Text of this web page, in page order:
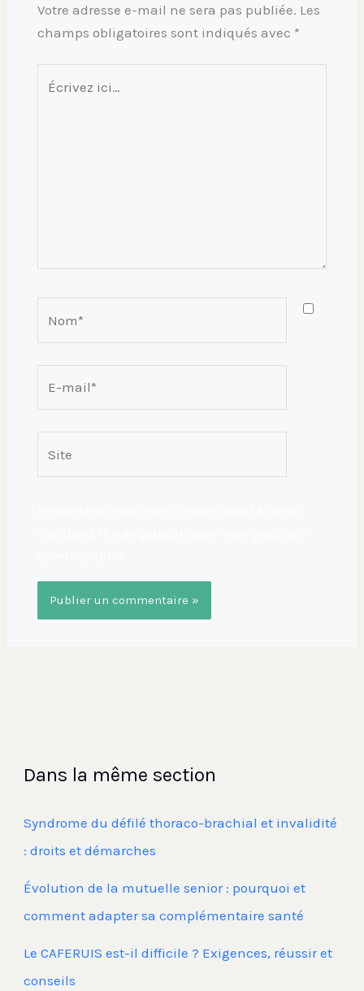
Votre adresse e-mail ne sera pas publiée. Les
champs obligatoires sont indiqués avec *
Dans la même section
Syndrome du défilé thoraco-brachial et invalidité
: droits et démarches
Évolution de la mutuelle senior : pourquoi et
comment adapter sa complémentaire santé
Le CAFERUIS est-il difficile ? Exigences, réussir et
conseils